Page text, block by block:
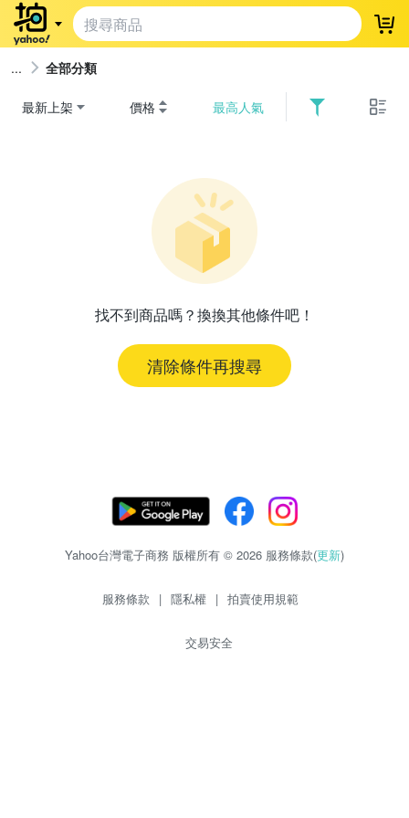
登
全部分類
最新上架 價格 最高人氣
找不到商品嗎？換換其他條件吧！
清除條件再搜尋
Yahoo台灣電子商務 版權所有 © 2026 服務條款(更新)
服務條款 | 隱私權 | 拍賣使用規範
交易安全